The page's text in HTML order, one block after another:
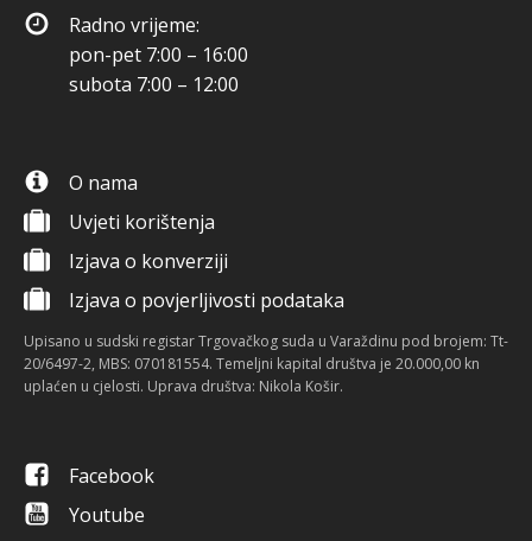
Radno vrijeme:
pon-pet 7:00 – 16:00
subota 7:00 – 12:00
O nama
Uvjeti korištenja
Izjava o konverziji
Izjava o povjerljivosti podataka
Upisano u sudski registar Trgovačkog suda u Varaždinu pod brojem: Tt-
20/6497-2, MBS: 070181554. Temeljni kapital društva je 20.000,00 kn
uplaćen u cjelosti. Uprava društva: Nikola Košir.
Facebook
Youtube